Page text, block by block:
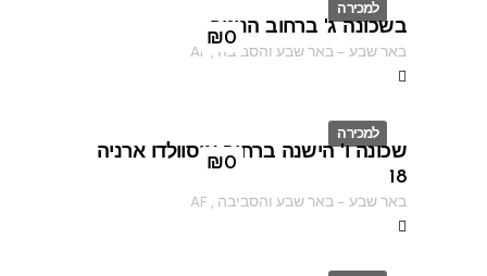
למכירה
ID
₪0
בשכונה ג' ברחוב הנוטר
באר שבע–באר שבע והסביבה ,
AF
למכירה
ID
₪0
שכונה ו' הישנה ברחוב אוסוולדו ארניה
18
באר שבע–באר שבע והסביבה ,
AF